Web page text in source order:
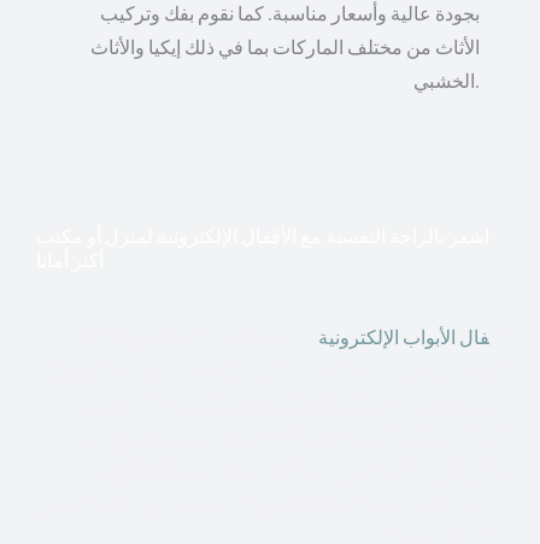
بجودة عالية وأسعار مناسبة. كما نقوم بفك وتركيب
الأثاث من مختلف الماركات بما في ذلك إيكيا والأثاث
الخشبي.
فال الأبواب الإلكترونية